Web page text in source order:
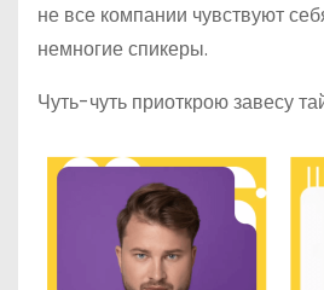
не все компании чувствуют
немногие спикеры.
Чуть-чуть приоткрою завесу